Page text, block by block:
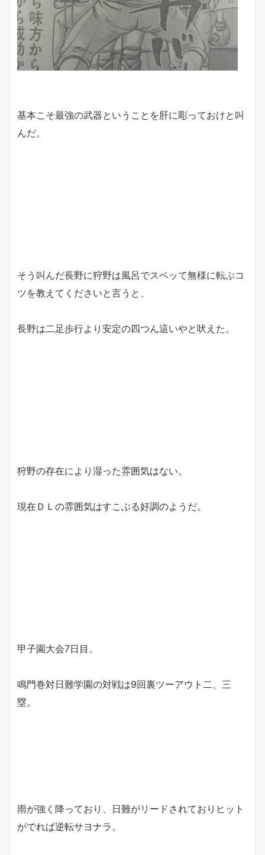
基本こそ最強の武器ということを肝に彫っておけと叫
んだ。
そう叫んだ長野に狩野は風呂でスベッて無様に転ぶコ
ツを教えてくださいと言うと、
長野は二足歩行より安定の四つん這いやと吠えた。
狩野の存在により湿った雰囲気はない。
現在ＤＬの雰囲気はすこぶる好調のようだ。
甲子園大会7日目。
鳴門巻対日難学園の対戦は9回裏ツーアウト二、三
塁。
雨が強く降っており、日難がリードされておりヒット
がでれば逆転サヨナラ。